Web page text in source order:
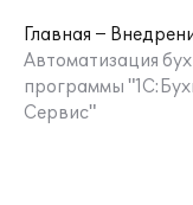
Главная
Автоматизация
программы
Сервис"